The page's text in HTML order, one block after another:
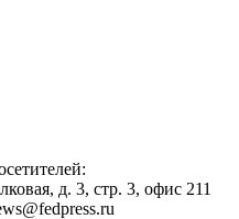
д. 3, стр. 3, офис 211